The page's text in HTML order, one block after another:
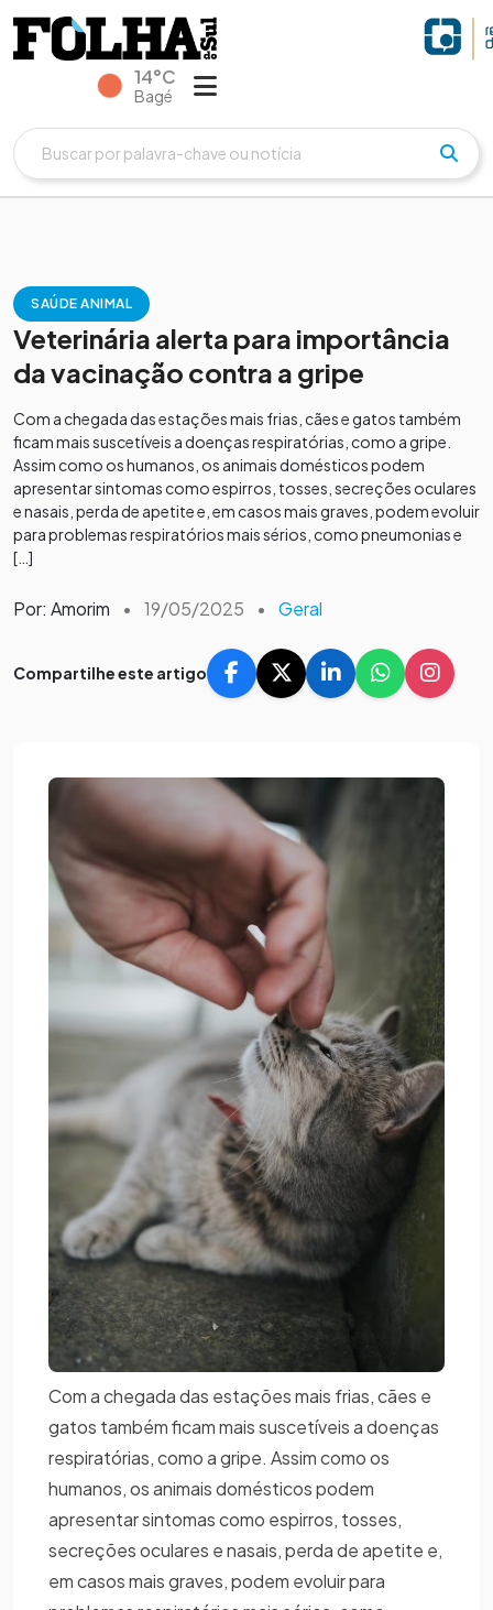
14°C
Bagé
SAÚDE ANIMAL
Veterinária alerta para importância
da vacinação contra a gripe
Com a chegada das estações mais frias, cães e gatos também
ficam mais suscetíveis a doenças respiratórias, como a gripe.
Assim como os humanos, os animais domésticos podem
apresentar sintomas como espirros, tosses, secreções oculares
e nasais, perda de apetite e, em casos mais graves, podem evoluir
para problemas respiratórios mais sérios, como pneumonias e
[…]
Por: Amorim • 19/05/2025 • Geral
Compartilhe este artigo
Com a chegada das estações mais frias, cães e
gatos também ficam mais suscetíveis a doenças
respiratórias, como a gripe. Assim como os
humanos, os animais domésticos podem
apresentar sintomas como espirros, tosses,
secreções oculares e nasais, perda de apetite e,
em casos mais graves, podem evoluir para